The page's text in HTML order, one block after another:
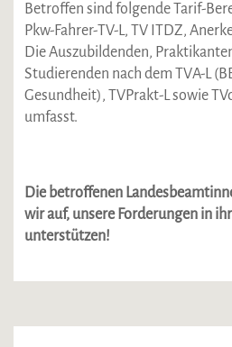
Betroffen sind folgende Tarif-
Pkw-Fahrer-TV-L, TV ITDZ,
Die Auszubildenden,
Studierenden nach dem TVA-L
Gesundheit), TVPrakt-L sowie
umfasst.
Die betroffenen
wir auf, unsere Forderungen in
unterstützen!